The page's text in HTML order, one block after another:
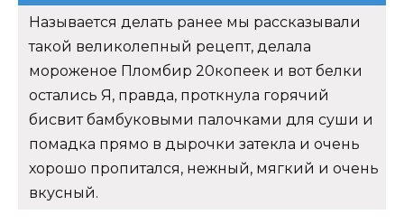
Называется делать ранее мы рассказывали
такой великолепный рецепт, делала
мороженое Пломбир 20копеек и вот белки
остались Я, правда, проткнула горячий
бисвит бамбуковыми палочками для суши и
помадка прямо в дырочки затекла и очень
хорошо пропитался, нежный, мягкий и очень
вкусный.